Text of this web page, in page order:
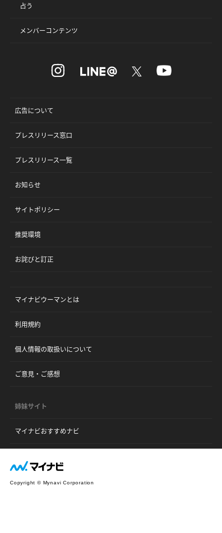
占う
メンバーコンテンツ
広告について
プレスリリース窓口
プレスリリース一覧
お知らせ
サイトポリシー
推奨環境
お詫びと訂正
マイナビウーマンとは
利用規約
個人情報の取扱いについて
ご意見・ご感想
姉妹サイト
マイナビおすすめナビ
Copyright © Mynavi Corporation